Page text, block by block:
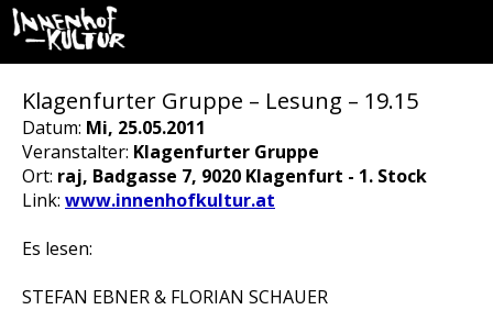
Klagenfurter Gruppe – Lesung – 19.15
Datum: Mi, 25.05.2011
Veranstalter: Klagenfurter Gruppe
Ort: raj, Badgasse 7, 9020 Klagenfurt - 1. Stock
Link: www.innenhofkultur.at
Es lesen:
STEFAN EBNER & FLORIAN SCHAUER